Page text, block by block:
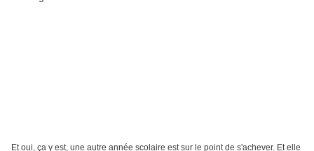
Et oui, ça y est, une autre année scolaire est sur le point de s'achever. Et elle